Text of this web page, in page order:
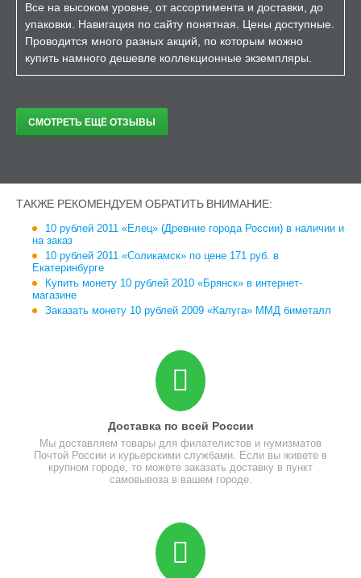
Все на высоком уровне, от ассортимента и доставки, до
упаковки. Навигация по сайту понятная. Цены доступные.
Проводится много разных акций, по которым можно
купить намного дешевле коллекционные экземпляры.
СМОТРЕТЬ ЕЩЁ ОТЗЫВЫ
ТАКЖЕ РЕКОМЕНДУЕМ ОБРАТИТЬ ВНИМАНИЕ:
10 рублей 2011 «Елец» (Древние города России) в наличии и
на заказ
10 рублей 2011 «Соликамск» по цене 171 руб. в
Екатеринбурге
Купить монету 10 рублей 2010 «Брянск» в интернет-
магазине
Заказать монету 10 рублей 2009 «Калуга» ММД биметалл
Доставка по всей России
Мы доставляем товары для филателистов и нумизматов
Почтой России и курьерскими службами. Если вы живете в
крупном городе, то можете заказать доставку в пункт
самовывоза в вашем городе.